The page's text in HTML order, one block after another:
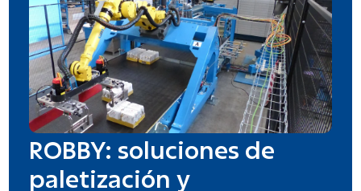
ROBBY: soluciones de
paletización y